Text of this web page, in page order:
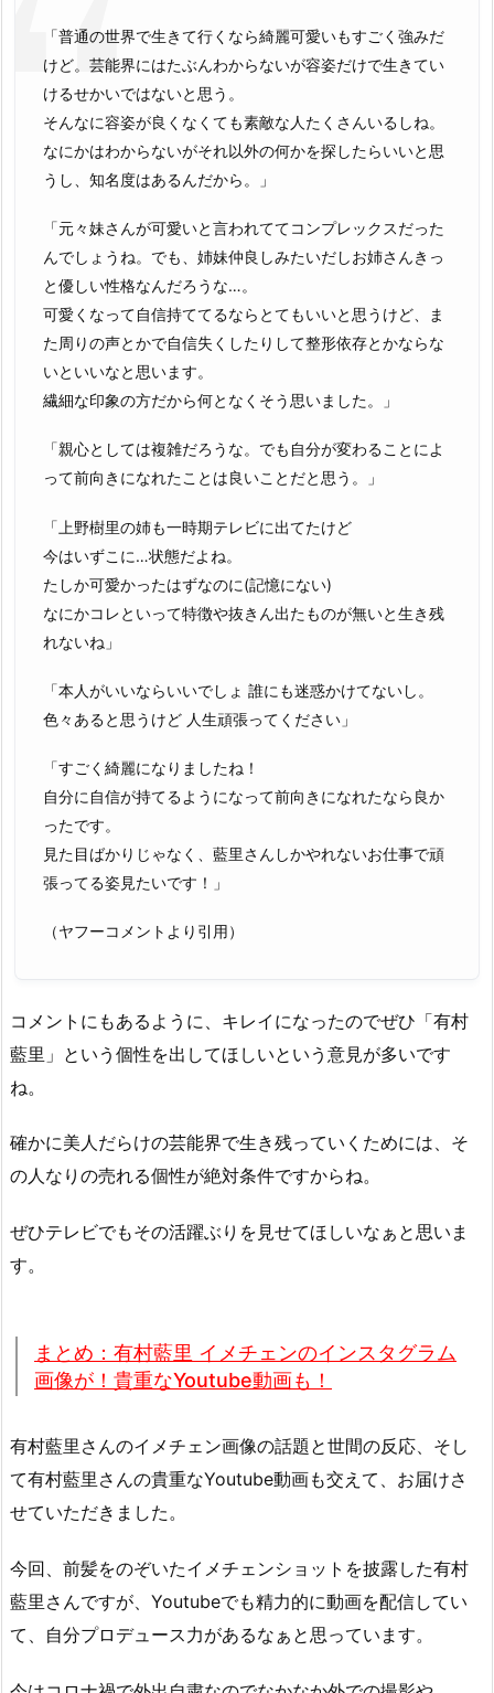
「普通の世界で生きて行くなら綺麗可愛いもすごく強みだ
けど。芸能界にはたぶんわからないが容姿だけで生きてい
けるせかいではないと思う。
そんなに容姿が良くなくても素敵な人たくさんいるしね。
なにかはわからないがそれ以外の何かを探したらいいと思
うし、知名度はあるんだから。」
「元々妹さんが可愛いと言われててコンプレックスだった
んでしょうね。でも、姉妹仲良しみたいだしお姉さんきっ
と優しい性格なんだろうな…。
可愛くなって自信持ててるならとてもいいと思うけど、ま
た周りの声とかで自信失くしたりして整形依存とかならな
いといいなと思います。
繊細な印象の方だから何となくそう思いました。」
「親心としては複雑だろうな。でも自分が変わることによ
って前向きになれたことは良いことだと思う。」
「上野樹里の姉も一時期テレビに出てたけど
今はいずこに…状態だよね。
たしか可愛かったはずなのに(記憶にない)
なにかコレといって特徴や抜きん出たものが無いと生き残
れないね」
「本人がいいならいいでしょ 誰にも迷惑かけてないし。
色々あると思うけど 人生頑張ってください」
「すごく綺麗になりましたね！
自分に自信が持てるようになって前向きになれたなら良か
ったです。
見た目ばかりじゃなく、藍里さんしかやれないお仕事で頑
張ってる姿見たいです！」
（ヤフーコメントより引用）
コメントにもあるように、キレイになったのでぜひ「有村
藍里」という個性を出してほしいという意見が多いです
ね。
確かに美人だらけの芸能界で生き残っていくためには、そ
の人なりの売れる個性が絶対条件ですからね。
ぜひテレビでもその活躍ぶりを見せてほしいなぁと思いま
す。
まとめ：有村藍里 イメチェンのインスタグラム
画像が！貴重なYoutube動画も！
有村藍里さんのイメチェン画像の話題と世間の反応、そし
て有村藍里さんの貴重なYoutube動画も交えて、お届けさ
せていただきました。
今回、前髪をのぞいたイメチェンショットを披露した有村
藍里さんですが、Youtubeでも精力的に動画を配信してい
て、自分プロデュース力があるなぁと思っています。